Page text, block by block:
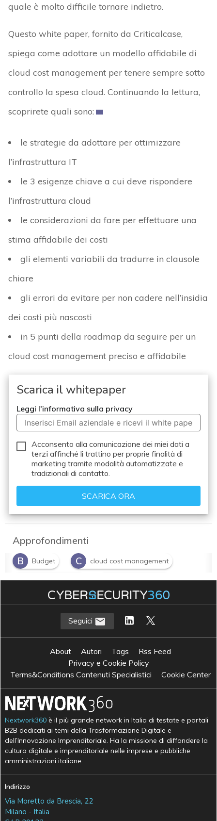
quale è molto difficile tornare indietro.
Questo white paper, fornito da Criticalcase,
spiega come adottare un modello affidabile di
cloud cost management per tenere sempre sotto
controllo la spesa cloud. Continuando la lettura,
scoprirete quali sono:
le strategie da adottare per ottimizzare
l’infrastruttura IT
le 3 esigenze chiave a cui deve rispondere
l’infrastruttura cloud
le considerazioni da fare per effettuare una
stima affidabile dei costi
gli elementi variabili da tradurre in clausole
chiare
gli errori da evitare per non cadere nell’insidia
dei costi più nascosti
in 5 punti della roadmap da seguire per un
cloud cost management preciso e affidabile
Scarica il whitepaper
Leggi l'informativa sulla privacy
Acconsento alla comunicazione dei miei dati a
terzi affinché li trattino per proprie finalità di
marketing tramite modalità automatizzate e
tradizionali di contatto.
Approfondimenti
B
Budget C cloud cost management
C cloud migration I infrastruttura IT
Seguici
About Autori Tags
Rss Feed
Privacy e Cookie Policy
Terms&Conditions Contenuti Specialistici
Cookie Center
Nextwork360 è il più grande network in Italia di testate e portali
B2B dedicati ai temi della Trasformazione Digitale e
dell’Innovazione Imprenditoriale. Ha la missione di diffondere la
cultura digitale e imprenditoriale nelle imprese e pubbliche
amministrazioni italiane.
Indirizzo
Via Moretto da Brescia, 22
Milano - Italia